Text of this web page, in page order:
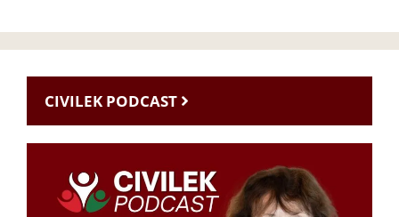
CIVILEK PODCAST